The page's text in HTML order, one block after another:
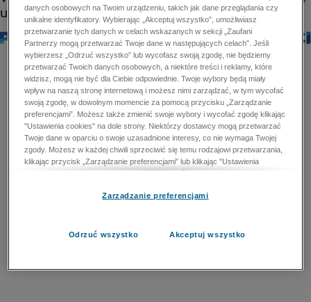
danych osobowych na Twoim urządzeniu, takich jak dane przeglądania czy
unikalne identyfikatory. Wybierając „Akceptuj wszystko”, umożliwiasz
przetwarzanie tych danych w celach wskazanych w sekcji „Zaufani
Partnerzy mogą przetwarzać Twoje dane w następujących celach”. Jeśli
wybierzesz „Odrzuć wszystko” lub wycofasz swoją zgodę, nie będziemy
przetwarzać Twoich danych osobowych, a niektóre treści i reklamy, które
widzisz, mogą nie być dla Ciebie odpowiednie. Twoje wybory będą miały
wpływ na naszą stronę internetową i możesz nimi zarządzać, w tym wycofać
swoją zgodę, w dowolnym momencie za pomocą przycisku „Zarządzanie
preferencjami”. Możesz także zmienić swoje wybory i wycofać zgodę klikając
"Ustawienia cookies" na dole strony. Niektórzy dostawcy mogą przetwarzać
Twoje dane w oparciu o swoje uzasadnione interesy, co nie wymaga Twojej
zgody. Możesz w każdej chwili sprzeciwić się temu rodzajowi przetwarzania,
klikając przycisk „Zarządzanie preferencjami” lub klikając "Ustawienia
cookies" na dole strony. Nie możesz sprzeciwić się przetwarzaniu przez
zapobiegania oszustwom i naprawiania błędów, a w tym celu mogą zostać
przetwarzaniu danych osobowych w celu dostarczania i prezentacji reklam i
Zarządzanie preferencjami
Odrzuć wszystko Akceptuj wszystko